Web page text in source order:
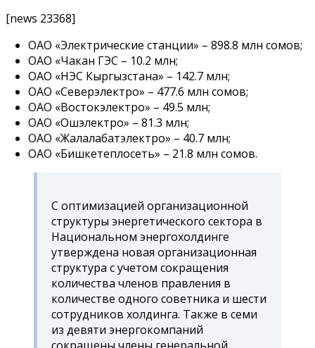
[news 23368]
ОАО «Электрические станции» – 898.8 млн сомов;
ОАО «Чакан ГЭС – 10.2 млн;
ОАО «НЭС Кыргызстана» – 142.7 млн;
ОАО «Северэлектро» – 477.6 млн сомов;
ОАО «Востокэлектро» – 49.5 млн;
ОАО «Ошэлектро» – 81.3 млн;
ОАО «Жалалабатэлектро» – 40.7 млн;
ОАО «Бишкетеплосеть» – 21.8 млн сомов.
С оптимизацией организационной
структуры энергетического сектора в
Национальном энергохолдинге
утверждена новая организационная
структура с учетом сокращения
количества членов правления в
количестве одного советника и шести
сотрудников холдинга. Также в семи
из девяти энергокомпаний